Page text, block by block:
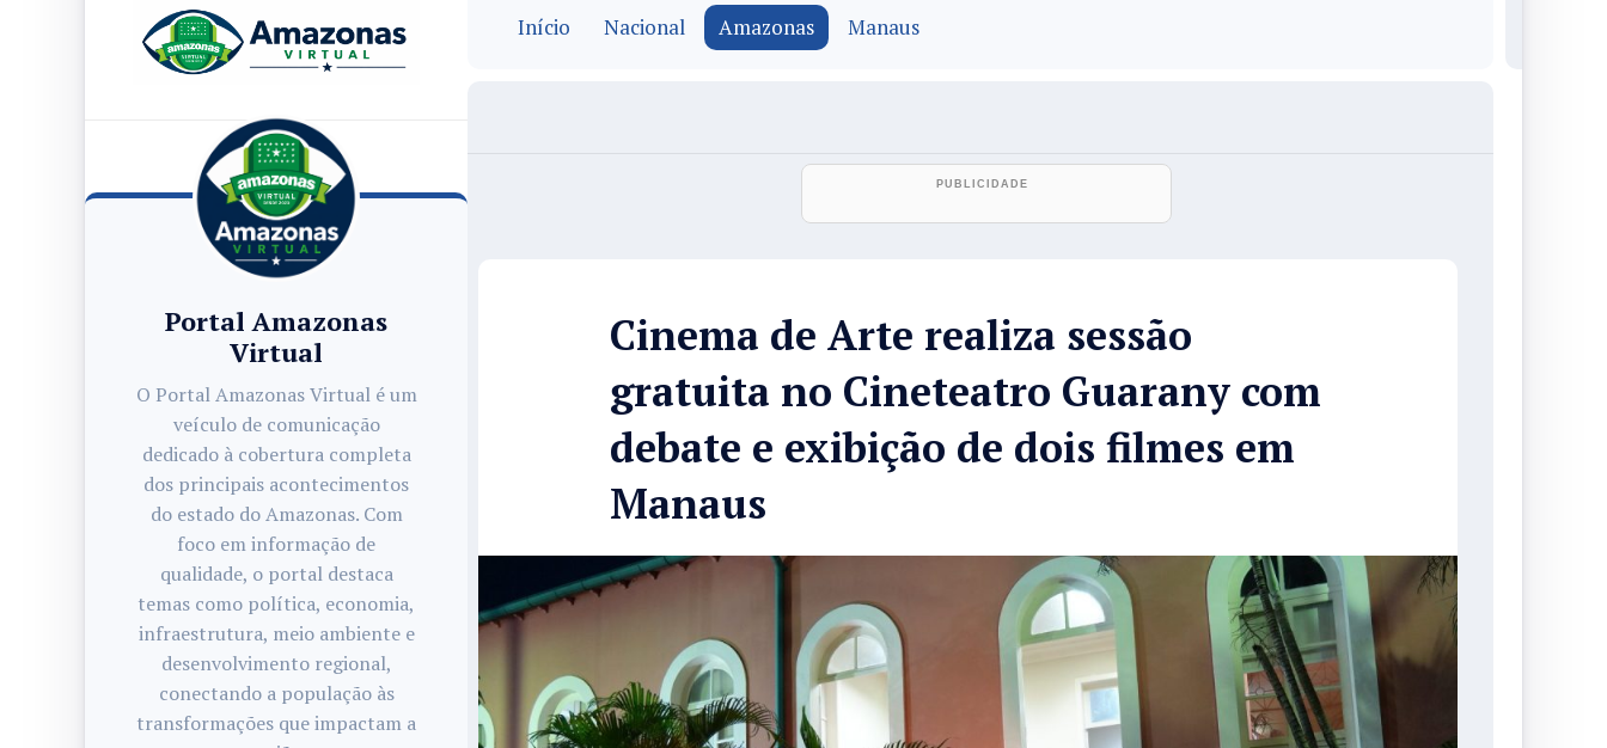
Portal Amazonas
Virtual
O Portal Amazonas Virtual é um
veículo de comunicação
dedicado à cobertura completa
dos principais acontecimentos
do estado do Amazonas. Com
foco em informação de
qualidade, o portal destaca
temas como política, economia,
infraestrutura, meio ambiente e
desenvolvimento regional,
conectando a população às
transformações que impactam a
Início Nacional Amazonas Manaus
Cinema de Arte realiza sessão
gratuita no Cineteatro Guarany com
debate e exibição de dois filmes em
Manaus